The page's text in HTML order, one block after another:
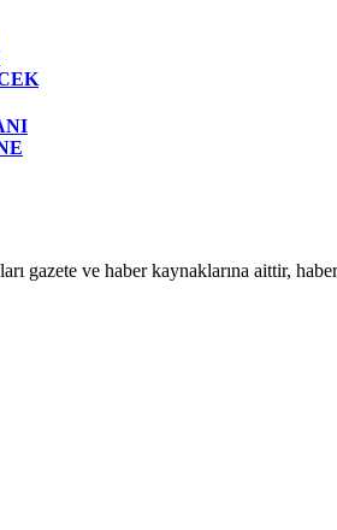
gazete ve haber kaynaklarına aittir,